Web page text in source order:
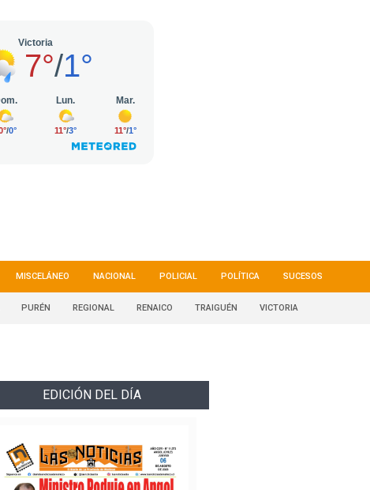
MISCELÁNEO NACIONAL POLICIAL POLÍTICA SUCESOS
PURÉN REGIONAL RENAICO TRAIGUÉN VICTORIA
EDICIÓN DEL DÍA